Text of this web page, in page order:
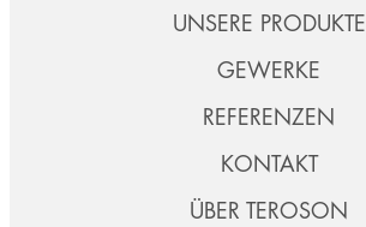
UNSERE PRODUKTE
GEWERKE
REFERENZEN
KONTAKT
ÜBER TEROSON